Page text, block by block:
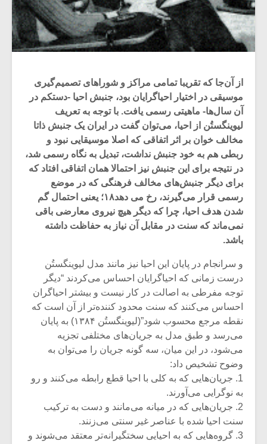
از آن‌جا که تقریبا تمامی مراکز و شوراهای تصمیم‌گیری
موسیقی در اختیار احیاگرایان بود، جنبش احیا -دستکم در
آن سال‌ها- ماهیتی رسمی یافت. با توجه به تعریف
لیوینگستُن از احیا، می‌توان گفت در ایران یک جنبش ذاتا
مخالف خوان بر اثر اتفاقی که اصلا موسیقایی نبود و
ربطی هم به خود جنبش نداشت، تبدیل به نگاه رسمی شد،
در نتیجه برای این جنبش نیز احتمالا همان اتفاقی افتاد که
برای دیگر جنبش‌های مخالف فرهنگی که در موضع
رسمی قرار می‌گیرند، رخ می دهد۱۸؛ یعنی احتمال گم
شدن هدف احیا، چرا که دیگر هیچ نیروی معارضی باقی
نمی‌ماند که سنت در مقابل آن نیاز به حفاظت داشته
باشد.
و سرانجام در پایان این احیا نیز مانند مدل لیوینگستُن
درست زمانی که احیا‌گرایان احساس می‌کردند “دیگر
توجه مفرطی به اصالت در کار نیست و بیشتر احیاگران
احساس می‌کنند که سنت محدود کننده‌تر از آن است که
نقطه مرجع محسوب شود”(لیوینگستُن ۱۳۸۴) به پایان
می‌رسد و طبق مدل به جریان‌های مختلفی تجزیه
می‌شود، در این میان، سه گونه جریان را می‌توان به
وضوح تشخیص داد:
1. جریان‌هایی که به کلی با احیا قطع رابطه می‌کنند و رو
به نوگرایی می‌آورند.
2. جریان‌هایی که در میانه می‌مانند و دست به ترکیب
سنت احیا شده با عناصر غیر سنتی می‌زنند.
3. گروه‌هایی که به احیایی سختگیرانه‌تر معتقد می‌شوند و
میکلوش روژا